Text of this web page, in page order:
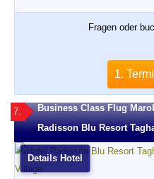
Fragen oder
1.
7.
Business Class Flug
Radisson Blu Resort
Details Hotel